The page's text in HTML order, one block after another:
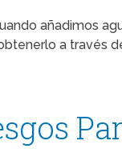
añadimos
a través